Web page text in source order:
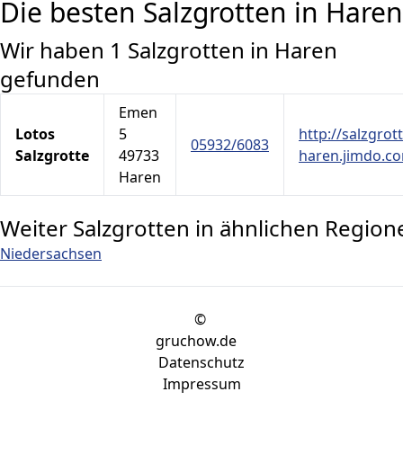
Die besten Salzgrotten in Haren
Wir haben 1 Salzgrotten in Haren
gefunden
Lotos
Salzgrotte
Emen
5
49733
Haren
05932/6083
http://
Weiter Salzgrotten in ähnlichen
Niedersachsen
©
gruchow.de
Datenschutz
Impressum